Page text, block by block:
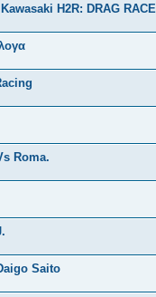
H2R: DRAG RACE
Roma.
Saito